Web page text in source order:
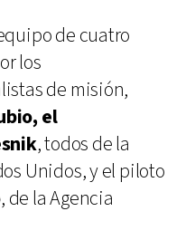
de cuatro
los
de misión,
el
, todos de la
Unidos, y el piloto
, de la Agencia